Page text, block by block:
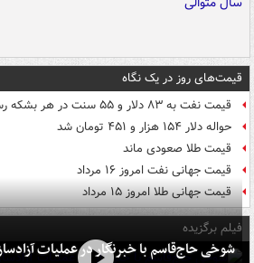
قیمت‌های روز در یک نگاه
قیمت نفت به ۸۳ دلار و ۵۵ سنت در هر بشکه رسید
حواله دلار ۱۵۴ هزار و ۴۵۱ تومان شد
قیمت طلا صعودی ماند
قیمت جهانی نفت امروز ۱۶ مرداد
قیمت جهانی طلا امروز ۱۵ مرداد
فیلم برگزیده
شوخی حاج‌قاسم با خبرنگار در عملیات